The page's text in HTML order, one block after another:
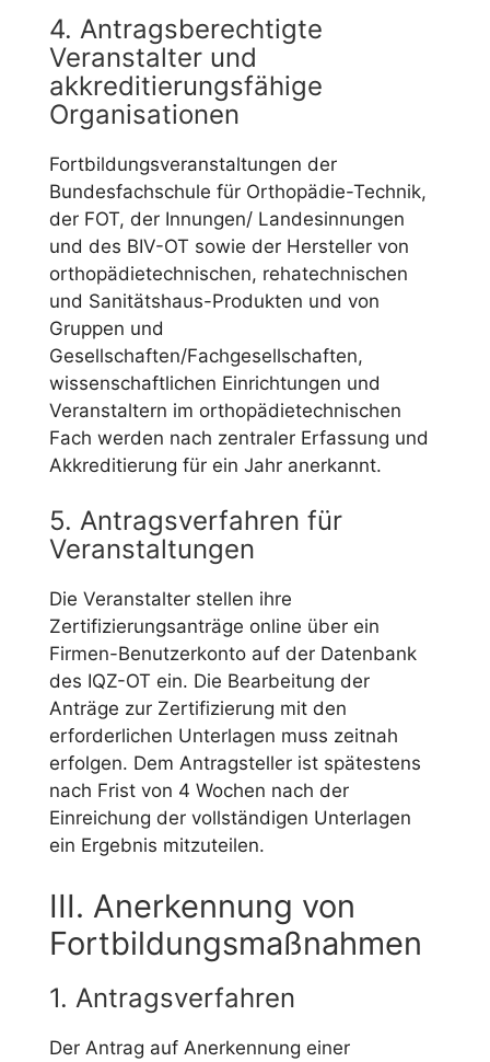
4. Antragsberechtigte
Veranstalter und
akkreditierungsfähige
Organisationen
Fortbildungsveranstaltungen der
Bundesfachschule für Orthopädie-Technik,
der FOT, der Innungen/ Landesinnungen
und des BIV-OT sowie der Hersteller von
orthopädietechnischen, rehatechnischen
und Sanitätshaus-Produkten und von
Gruppen und
Gesellschaften/Fachgesellschaften,
wissenschaftlichen Einrichtungen und
Veranstaltern im orthopädietechnischen
Fach werden nach zentraler Erfassung und
Akkreditierung für ein Jahr anerkannt.
5. Antragsverfahren für
Veranstaltungen
Die Veranstalter stellen ihre
Zertifizierungsanträge online über ein
Firmen-Benutzerkonto auf der Datenbank
des IQZ-OT ein. Die Bearbeitung der
Anträge zur Zertifizierung mit den
erforderlichen Unterlagen muss zeitnah
erfolgen. Dem Antragsteller ist spätestens
nach Frist von 4 Wochen nach der
Einreichung der vollständigen Unterlagen
ein Ergebnis mitzuteilen.
III. Anerkennung von
Fortbildungsmaßnahmen
1. Antragsverfahren
Der Antrag auf Anerkennung einer